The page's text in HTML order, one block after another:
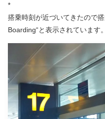
*
搭乗時刻が近づいてきたので
Boarding“と表示されています。